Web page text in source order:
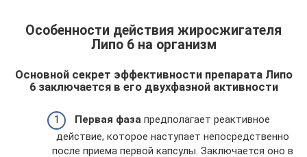
Особенности действия жиросжигателя
Липо 6 на организм
Основной секрет эффективности препарата Липо
6 заключается в его двухфазной активности
Первая фаза предполагает реактивное
действие, которое наступает непосредственно
после приема первой капсулы. Заключается оно в